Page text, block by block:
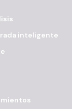
inteligente